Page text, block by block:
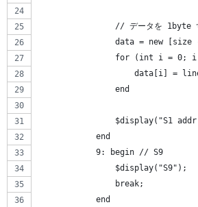
// データを 1byte
data = new [size -
for (int i = 0; i
data[i] =
                end
$display("S1
            end
            9: begin // S9
                $display("S9");
                break;
            end